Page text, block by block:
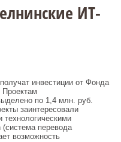
ИТ-
инвестиции от Фонда
Проектам
по 1,4 млн. руб.
заинтересовали
перевода
возможность